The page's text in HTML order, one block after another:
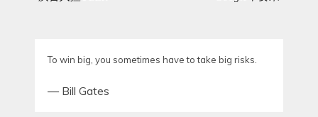
To win big, you sometimes have to take big risks.
— Bill Gates